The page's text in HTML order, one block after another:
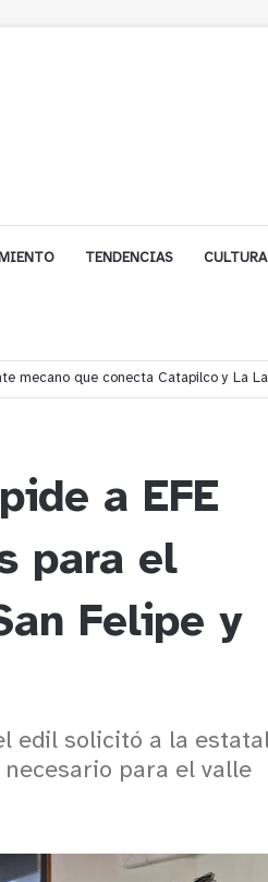
TENDENCIAS CULTURA
de aguas servidas hacia Concón
a EFE
para el
Felipe y
edil solicitó a la
para el valle